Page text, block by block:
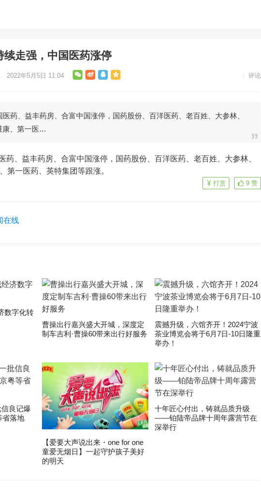
续走强，中国医药涨停
2022年5月5日 11:04 评论
药、益丰药房、合富中国涨停，国药股份、百洋医药、老百姓、大参林、
康、第一医…
第一医药、英特集团等跟涨。
9 赞
打赏
在线
数字化转
曹操出行嘉兴盛大开城，深度定
制车吉利·曹操60带来出行好服务
震撼升级，六馆齐开！2024宁波
茶业博览会将于6月7日-10日隆重
举办！
良记爆
省落地
【爱要大声说出来・one for one
童爱无烟日】一起守护孩子美好
的明天
十年匠心付出，铸就品质升级
——铂陆帝品牌十周年露营节在
深举行